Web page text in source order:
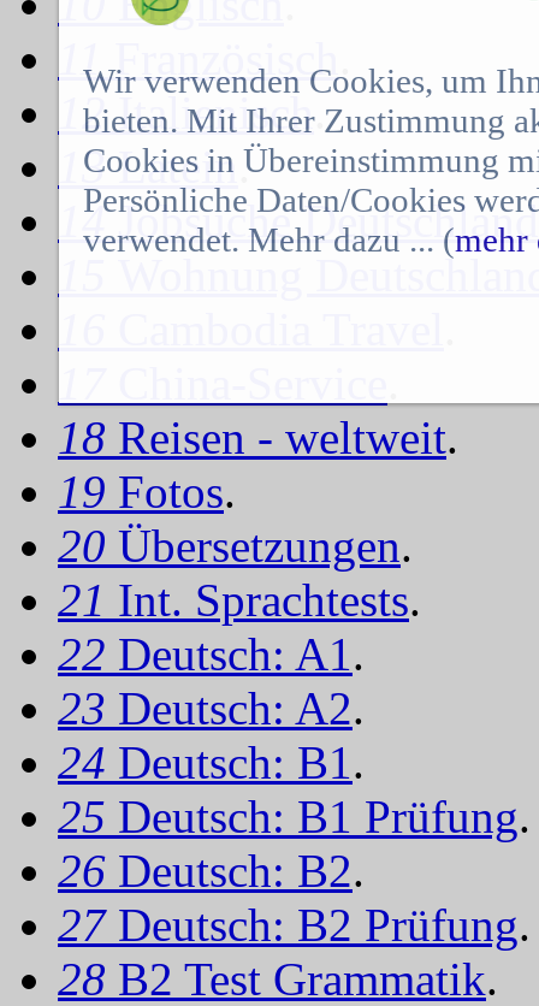
11Französisch
12Italienisch.
13Latein.
14Jobsuche Deutschland
Wohnung
18 Reisen - weltweit.
19 Fotos.
20 Übersetzungen.
21 Int. Sprachtests.
22 Deutsch: A1.
23 Deutsch: A2.
24 Deutsch: B1.
25 Deutsch: B1 Prüfung.
26 Deutsch: B2.
27 Deutsch: B2 Prüfung.
28 B2 Test Grammatik.
Wir verwenden Cookies, um
bieten. Mit Ihrer Zustimmung
Cookies in Übereinstimmung
Persönliche Daten/Cookies
verwendet. Mehr dazu ... (mehr